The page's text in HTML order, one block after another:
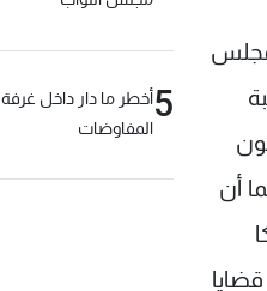
أن
5أخطر ما دار داخل غرفة
المفاوضات